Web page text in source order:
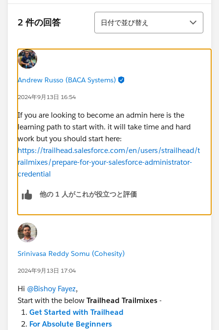
2 件の回答
並び替え
日付で並び替え
Andrew Russo (BACA Systems)
2024年9月13日 16:54
If you are looking to become an admin here is the
learning path to start with. it will take time and hard
work but you should start here:
https://trailhead.salesforce.com/en/users/strailhead/t
railmixes/prepare-for-your-salesforce-administrator-
credential
他の 1 人がこれが役立つと評価
Srinivasa Reddy Somu (Cohesity)
2024年9月13日 17:04
Hi @Bishoy Fayez,
Start with the below Trailhead Trailmixes -
Get Started with Trailhead
For Absolute Beginners